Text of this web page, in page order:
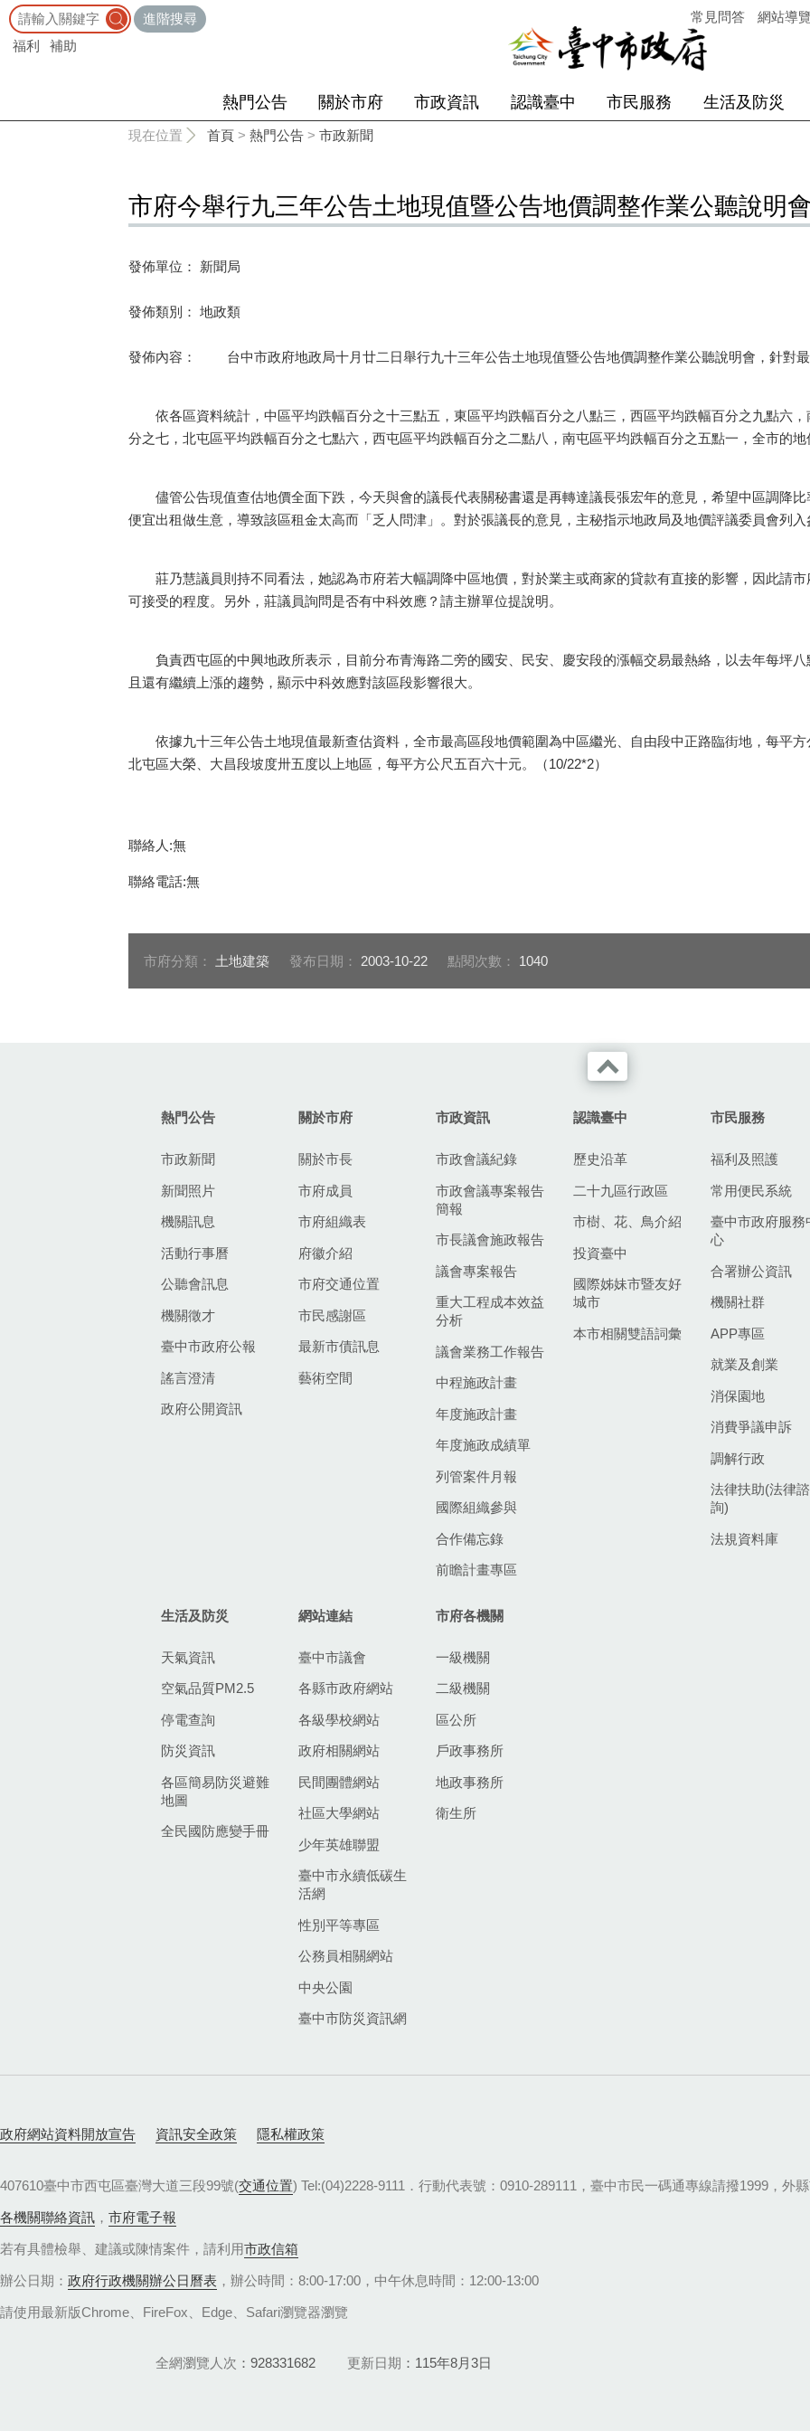
進階搜尋
福利
補助
常見問答 網站導
熱門公告 關於市府 市政資訊 認識臺中 市民服務 生活及防災
現在位置 首頁 > 熱門公告 > 市政新聞
市府今舉行九三年公告土地現值暨公告地價調整作業公聽說明
發佈單位： 新聞局
發佈類別： 地政類
發佈內容： 台中市政府地政局十月廿二日舉行九十三年公告土地現值暨公告地價調整作業公聽說明會，針對
依各區資料統計，中區平均跌幅百分之十三點五，東區平均跌幅百分之八點三，西區平均跌幅百分之九點六，
分之七，北屯區平均跌幅百分之七點六，西屯區平均跌幅百分之二點八，南屯區平均跌幅百分之五點一，全市的
儘管公告現值查估地價全面下跌，今天與會的議長代表關秘書還是再轉達議長張宏年的意見，希望中區調降比
便宜出租做生意，導致該區租金太高而「乏人問津」。對於張議長的意見，主秘指示地政局及地價評議委員會列入
莊乃慧議員則持不同看法，她認為市府若大幅調降中區地價，對於業主或商家的貸款有直接的影響，因此請市
可接受的程度。另外，莊議員詢問是否有中科效應？請主辦單位提說明。
負責西屯區的中興地政所表示，目前分布青海路二旁的國安、民安、慶安段的漲幅交易最熱絡，以去年每坪八
且還有繼續上漲的趨勢，顯示中科效應對該區段影響很大。
依據九十三年公告土地現值最新查估資料，全市最高區段地價範圍為中區繼光、自由段中正路臨街地，每平方
北屯區大榮、大昌段坡度卅五度以上地區，每平方公尺五百六十元。（10/22*2）
聯絡人:無
聯絡電話:無
市府分類： 土地建築 發布日期： 2003-10-22 點閱次數： 1040
熱門公告
市政新聞
新聞照片
機關訊息
活動行事曆
公聽會訊息
機關徵才
臺中市政府公報
謠言澄清
政府公開資訊
關於市府
關於市長
市府成員
市府組織表
府徽介紹
市府交通位置
市民感謝區
最新市債訊息
藝術空間
市政資訊
市政會議紀錄
市政會議專案報告
簡報
市長議會施政報告
議會專案報告
重大工程成本效益
分析
議會業務工作報告
中程施政計畫
年度施政計畫
年度施政成績單
列管案件月報
國際組織參與
合作備忘錄
前瞻計畫專區
認識臺中
歷史沿革
二十九區行政區
市樹、花、鳥介紹
投資臺中
國際姊妹市暨友好
城市
本市相關雙語詞彙
市民服務
福利及照護
常用便民系統
臺中市政府服務
心
合署辦公資訊
機關社群
APP專區
就業及創業
消保園地
消費爭議申訴
調解行政
法律扶助(法律諮
詢)
法規資料庫
生活及防災
天氣資訊
空氣品質PM2.5
停電查詢
防災資訊
各區簡易防災避難
地圖
全民國防應變手冊
網站連結
臺中市議會
各縣市政府網站
各級學校網站
政府相關網站
民間團體網站
社區大學網站
少年英雄聯盟
臺中市永續低碳生
活網
性別平等專區
公務員相關網站
中央公園
臺中市防災資訊網
市府各機關
一級機關
二級機關
區公所
戶政事務所
地政事務所
衛生所
政府網站資料開放宣告 資訊安全政策 隱私權政策
407610臺中市西屯區臺灣大道三段99號(交通位置) Tel:(04)2228-9111．行動代表號：0910-289111，臺中市民一碼通專線請撥1999，外
各機關聯絡資訊 ， 市府電子報
若有具體檢舉、建議或陳情案件，請利用市政信箱
辦公日期： 政府行政機關辦公日曆表 ，辦公時間：8:00-17:00，中午休息時間：12:00-13:00
請使用最新版Chrome、FireFox、Edge、Safari瀏覽器瀏覽
全網瀏覽人次 928331682 更新日期 115年8月3日